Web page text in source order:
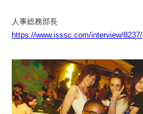
人事総務部長
https://www.isssc.com/interview/8237/